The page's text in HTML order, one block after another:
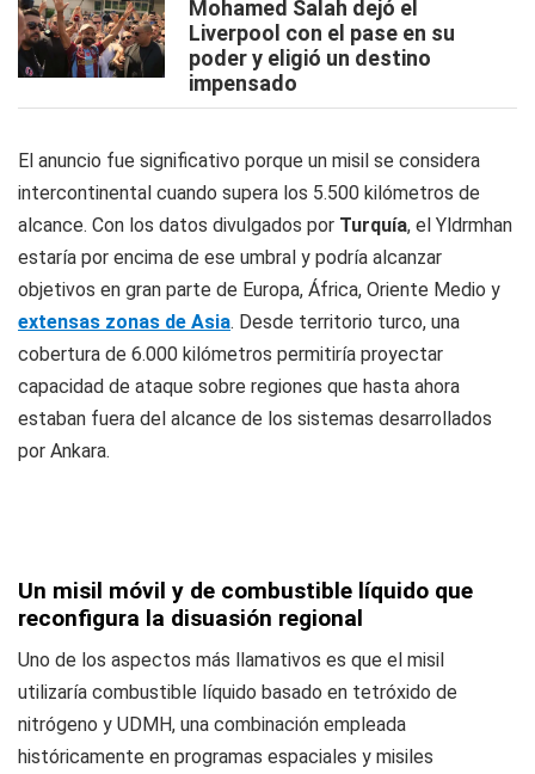
Mohamed Salah dejó el
Liverpool con el pase en su
poder y eligió un destino
impensado
El anuncio fue significativo porque un misil se considera
intercontinental cuando supera los 5.500 kilómetros de
alcance. Con los datos divulgados por Turquía, el Yldrmhan
estaría por encima de ese umbral y podría alcanzar
objetivos en gran parte de Europa, África, Oriente Medio y
extensas zonas de Asia. Desde territorio turco, una
cobertura de 6.000 kilómetros permitiría proyectar
capacidad de ataque sobre regiones que hasta ahora
estaban fuera del alcance de los sistemas desarrollados
por Ankara.
Un misil móvil y de combustible líquido que
reconfigura la disuasión regional
Uno de los aspectos más llamativos es que el misil
utilizaría combustible líquido basado en tetróxido de
nitrógeno y UDMH, una combinación empleada
históricamente en programas espaciales y misiles